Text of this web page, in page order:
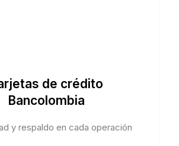
de crédito
Bancolombia
y respaldo en cada operación